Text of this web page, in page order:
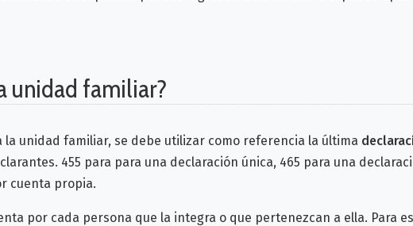
unidad familiar?
la unidad familiar, se debe utilizar como referencia la última
455 para para una declaración única, 465 para una
cuenta propia.
por cada persona que la integra o que pertenezcan a ella. Para